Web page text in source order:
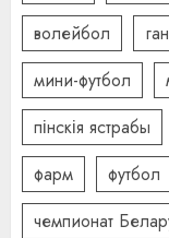
волейбол
мини-футбол
пінскія ястрабы
фарм
футбол
чемпионат